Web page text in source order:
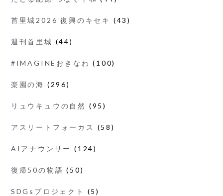
首里城2026 復興のキセキ (43)
週刊首里城 (44)
#IMAGINEおきなわ (100)
楽園の海 (296)
リュウキュウの自然 (95)
アスリートフォーカス (58)
AIアナウンサー (124)
復帰50の物語 (50)
SDGsプロジェクト (5)